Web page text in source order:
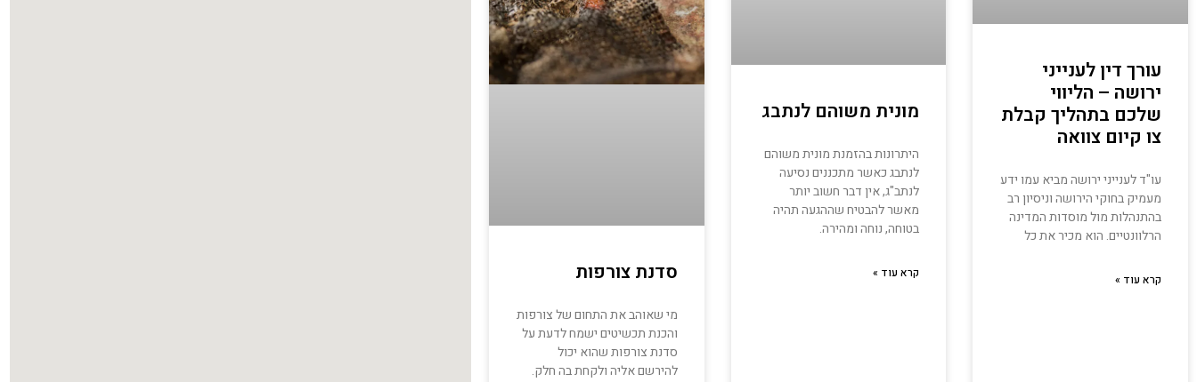
עורך דין לענייני
ירושה – הליווי
שלכם בתהליך קבלת
צו קיום צוואה
עו"ד לענייני ירושה מביא עמו ידע
מעמיק בחוקי הירושה וניסיון רב
בהתנהלות מול מוסדות המדינה
הרלוונטיים. הוא מכיר את כל
קרא עוד »
מונית משוהם לנתבג
היתרונות בהזמנת מונית משוהם
לנתבג כאשר מתכננים נסיעה
לנתב"ג, אין דבר חשוב יותר
מאשר להבטיח שההגעה תהיה
בטוחה, נוחה ומהירה.
קרא עוד » סדנת צורפות
מי שאוהב את התחום של צורפות
והכנת תכשיטים ישמח לדעת על
סדנת צורפות שהוא יכול
להירשם אליה ולקחת בה חלק.